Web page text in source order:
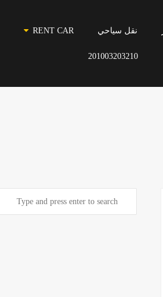
نقل سياحي RENT CAR
201003203210